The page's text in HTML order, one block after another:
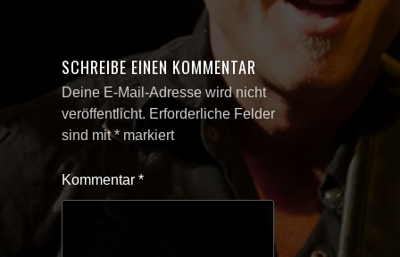
SCHREIBE EINEN KOMMENTAR
Deine E-Mail-Adresse wird nicht
veröffentlicht. Erforderliche Felder
sind mit* markiert
Kommentar *